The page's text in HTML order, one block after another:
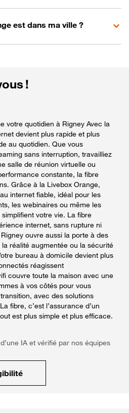
est dans ma ville ?
!
votre quotidien à Rigney Avec la
devient plus rapide et plus
au quotidien. Que vous
sans interruption, travailliez
salle de réunion virtuelle ou
constante, la fibre
Grâce à la Livebox Orange,
internet fiable, idéal pour les
les webinaires ou même les
votre vie. La fibre
internet, sans rupture ni
ouvre aussi la porte à des
réalité augmentée ou la sécurité
bureau à domicile devient plus
réagissent
couvre toute la maison avec une
à vos côtés pour vous
avec des solutions
fibre, c’est l’assurance d’un
est plus simple et plus efficace.
IA et vérifié par nos équipes